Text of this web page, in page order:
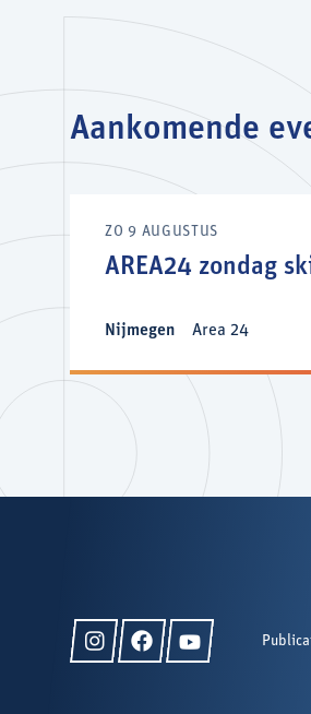
Aankomende
ZO 9 AUGUSTUS
AREA24 zondag
Nijmegen Area 24